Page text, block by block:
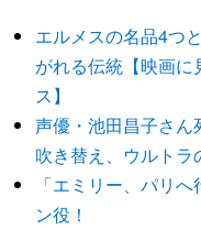
エルメスの名品4つ
がれる伝統【映画に
ス】
声優・池田昌子さ
吹き替え、ウルトラ
「エミリー、パリ
ン役！